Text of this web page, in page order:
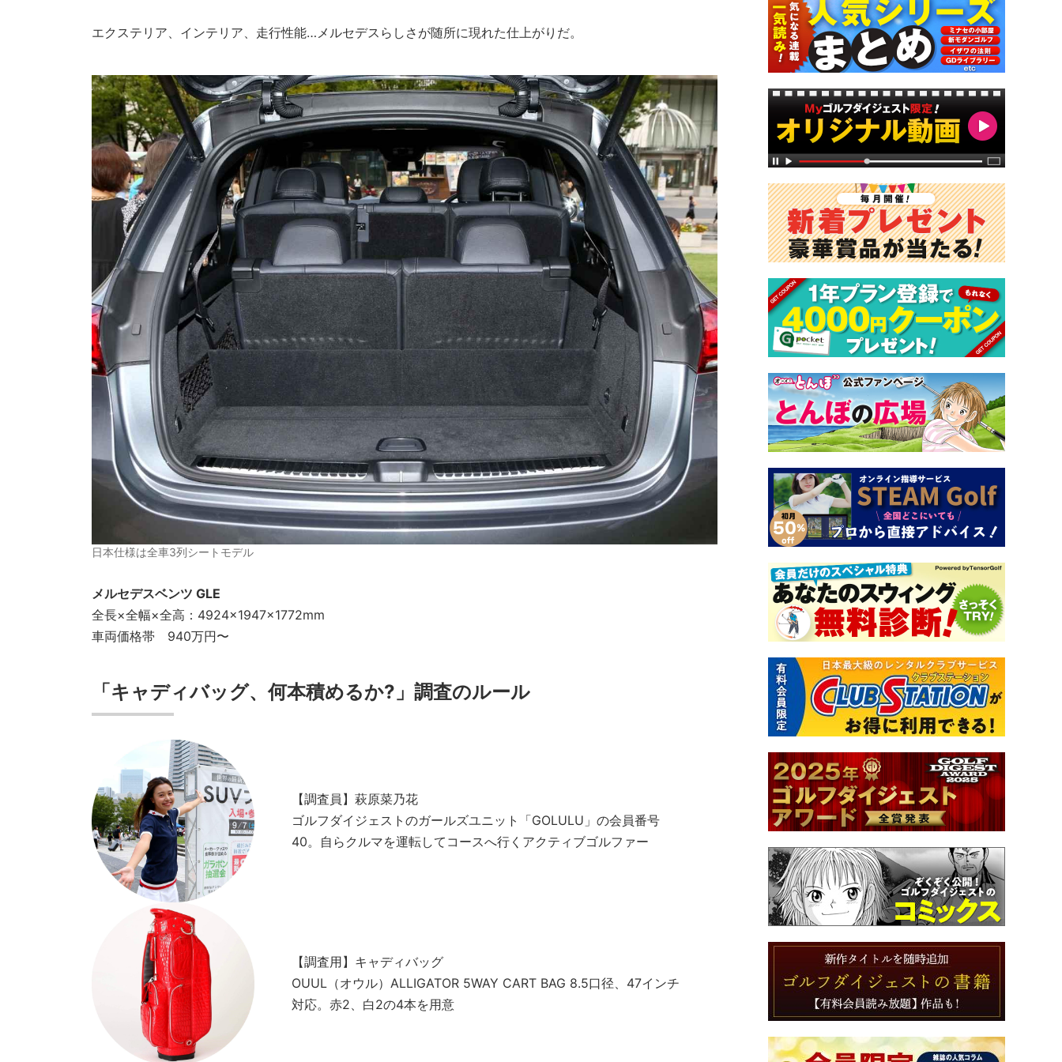
エクステリア、インテリア、走行性能…メルセデスらしさが随所に現れた仕上がりだ。
日本仕様は全車3列シートモデル
メルセデスベンツ GLE
全長×全幅×全高：4924×1947×1772mm
車両価格帯 940万円〜
「キャディバッグ、何本積めるか?」調査のルール
【調査員】萩原菜乃花
ゴルフダイジェストのガールズユニット「GOLULU」の会員番号
40。自らクルマを運転してコースへ行くアクティブゴルファー
【調査用】キャディバッグ
OUUL（オウル）ALLIGATOR 5WAY CART BAG 8.5口径、47インチ
対応。赤2、白2の4本を用意